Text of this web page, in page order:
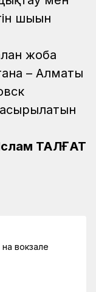
шығын
жоба
– Алматы
асырылатын
ТАЛҒАТ
вокзале